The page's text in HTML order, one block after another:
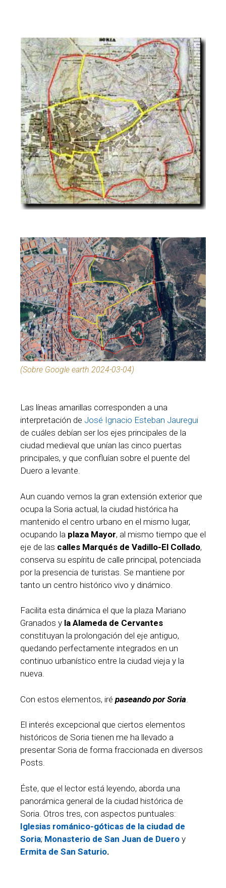
(Sobre Google earth 2024-03-04)
Las líneas amarillas corresponden a una
interpretación de José Ignacio Esteban Jauregui
de cuáles debían ser los ejes principales de la
ciudad medieval que unían las cinco puertas
principales, y que confluían sobre el puente del
Duero a levante.
Aun cuando vemos la gran extensión exterior que
ocupa la Soria actual, la ciudad histórica ha
mantenido el centro urbano en el mismo lugar,
ocupando la plaza Mayor, al mismo tiempo que el
eje de las calles Marqués de Vadillo-El Collado,
conserva su espíritu de calle principal, potenciada
por la presencia de turistas. Se mantiene por
tanto un centro histórico vivo y dinámico.
Facilita esta dinámica el que la plaza Mariano
Granados y la Alameda de Cervantes
constituyan la prolongación del eje antiguo,
quedando perfectamente integrados en un
continuo urbanístico entre la ciudad vieja y la
nueva.
Con estos elementos, iré paseando por Soria
El interés excepcional que ciertos elementos
históricos de Soria tienen me ha llevado a
presentar Soria de forma fraccionada en diversos
Posts.
Éste, que el lector está leyendo, aborda una
panorámica general de la ciudad histórica de
Soria. Otros tres, con aspectos puntuales:
Iglesias románico-góticas de la ciudad de
Soria; Monasterio de San Juan de Duero y
Ermita de San Saturio.